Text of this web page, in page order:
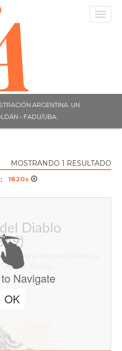
ARGENTINA. UN
- FADU/UBA.
MOSTRANDO 1 RESULTADO
1820s
Diablo
Diario Mercantil Politico y
Celesia.
Navigate
OK